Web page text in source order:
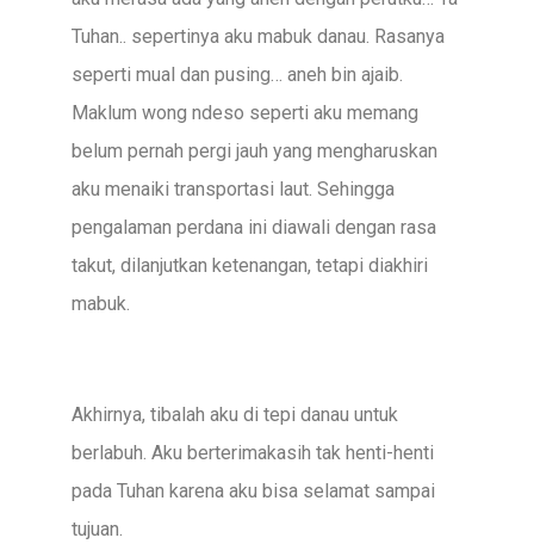
Tuhan.. sepertinya aku mabuk danau. Rasanya
seperti mual dan pusing… aneh bin ajaib.
Maklum wong ndeso seperti aku memang
belum pernah pergi jauh yang mengharuskan
aku menaiki transportasi laut. Sehingga
pengalaman perdana ini diawali dengan rasa
takut, dilanjutkan ketenangan, tetapi diakhiri
mabuk.
Akhirnya, tibalah aku di tepi danau untuk
berlabuh. Aku berterimakasih tak henti-henti
pada Tuhan karena aku bisa selamat sampai
tujuan.